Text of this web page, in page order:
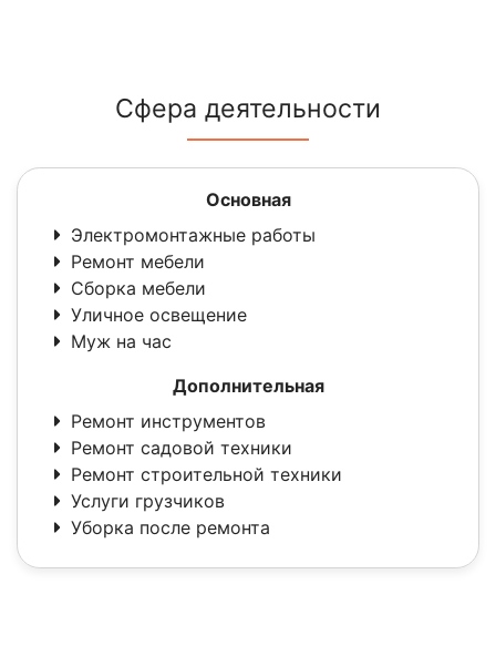
Сфера деятельности
Основная
Электромонтажные работы
Ремонт мебели
Сборка мебели
Уличное освещение
Муж на час
Дополнительная
Ремонт инструментов
Ремонт садовой техники
Ремонт строительной техники
Услуги грузчиков
Уборка после ремонта